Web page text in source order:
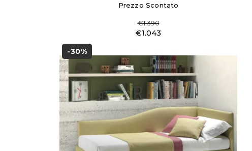
Prezzo Scontato
€1.390
€1.043
-30%